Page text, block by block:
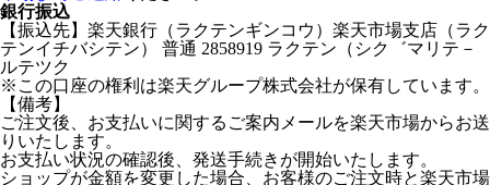
銀行振込
【振込先】楽天銀行（ラクテンギンコウ）楽天市場支店（ラク
テンイチバシテン） 普通 2858919 ラクテン（シク゛マリテ－
ルテツク
※この口座の権利は楽天グループ株式会社が保有しています。
【備考】
ご注文後、お支払いに関するご案内メールを楽天市場からお送
りいたします。
お支払い状況の確認後、発送手続きが開始いたします。
ショップが金額を変更した場合、お客様のご注文時と楽天市場